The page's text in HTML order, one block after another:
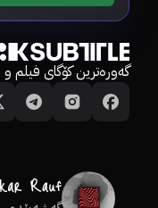
گەورەترین کۆگای فیلم